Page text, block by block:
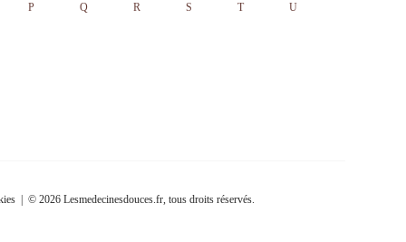
P Q R S T U
| © 2026 Lesmedecinesdouces.fr, tous droits réservés.